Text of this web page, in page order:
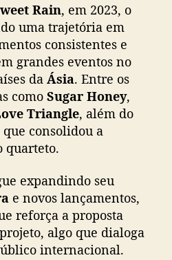
2
6
p
r
a
a
g
i
r
p
a
l
c
Rain, em 2023, o
uma trajetória em
consistentes e
grandes eventos no
da Ásia. Entre os
como Sugar Honey,
Triangle, além do
que consolidou a
quarteto.
expandindo seu
e novos lançamentos,
reforça a proposta
algo que dialoga
internacional.